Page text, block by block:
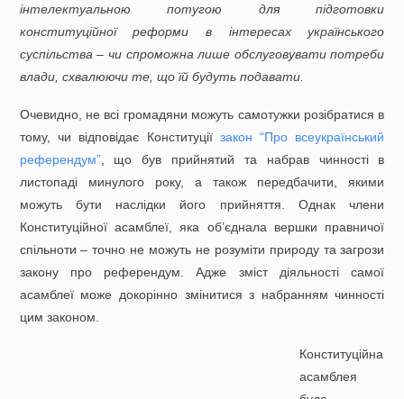
інтелектуальною потугою для підготовки
конституційної реформи в інтересах українського
суспільства – чи спроможна лише обслуговувати потреби
влади, схвалюючи те, що їй будуть подавати.
Очевидно, не всі громадяни можуть самотужки розібратися в
тому, чи відповідає Конституції закон “Про всеукраїнський
референдум”, що був прийнятий та набрав чинності в
листопаді минулого року, а також передбачити, якими
можуть бути наслідки його прийняття. Однак члени
Конституційної асамблеї, яка об’єднала вершки правничої
спільноти – точно не можуть не розуміти природу та загрози
закону про референдум. Адже зміст діяльності самої
асамблеї може докорінно змінитися з набранням чинності
цим законом.
Конституційна
асамблея